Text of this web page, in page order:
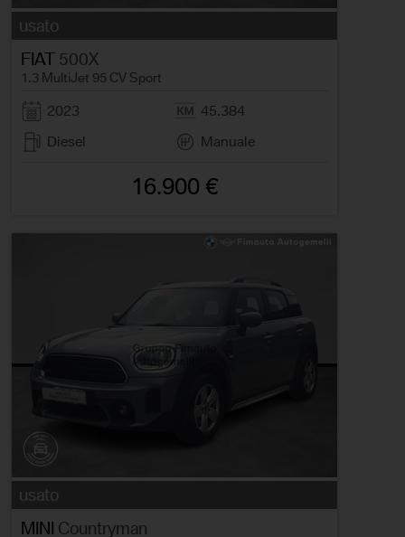
usato
FIAT 500X
1.3 MultiJet 95 CV Sport
2023
45.384
Diesel
Manuale
16.900 €
usato
MINI Countryman